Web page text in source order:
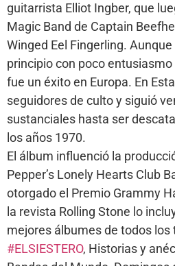
guitarrista Elliot Ingber, que
Magic Band de Captain
Winged Eel Fingerling.
principio con poco
fue un éxito en Europa. En
seguidores de culto y siguió
sustanciales hasta ser
los años 1970.
El álbum influenció la
Pepper’s Lonely Hearts Club
otorgado el Premio Grammy
la revista Rolling Stone lo
mejores álbumes de todos los
#ELSIESTERO, Historias y